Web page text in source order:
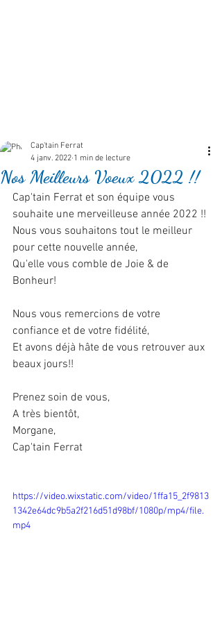
Nos Meilleurs Voeux 2022 !!
Cap'tain Ferrat
4 janv. 2022 1 min de lecture
Cap'tain Ferrat et son équipe vous
souhaite une merveilleuse année 2022 !!
Nous vous souhaitons tout le meilleur
pour cette nouvelle année,
Qu'elle vous comble de Joie & de
Bonheur!
Nous vous remercions de votre
confiance et de votre fidélité,
Et avons déjà hâte de vous retrouver aux
beaux jours!!
Prenez soin de vous,
A très bientôt,
Morgane,
Cap'tain Ferrat
https://video.wixstatic.com/video/1ffa15_2f9813
1342e64dc9b5a2f216d51d98bf/1080p/mp4/file.
mp4